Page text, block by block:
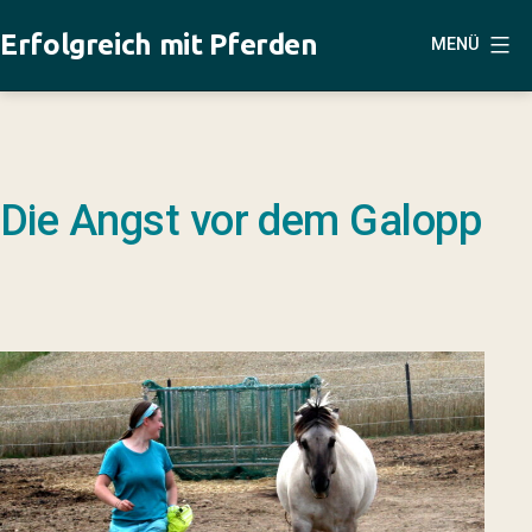
Inhalt
Erfolgreich mit Pferden MENÜ
Die Angst vor dem Galopp